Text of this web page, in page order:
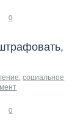
0
,социальное
0